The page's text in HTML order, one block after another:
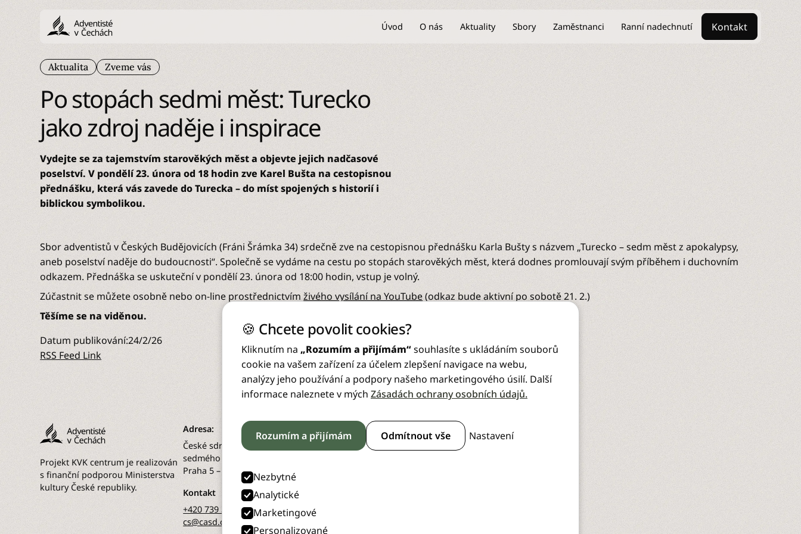
Úvod O nás Aktuality Sbory Zaměstnanci Ranní nadechnutí Kontakt
Aktualita Zveme vás
Po stopách sedmi měst: Turecko
jako zdroj naděje i inspirace
Vydejte se za tajemstvím starověkých měst a objevte jejich nadčasové
poselství. V pondělí 23. února od 18 hodin zve Karel Bušta na cestopisnou
přednášku, která vás zavede do Turecka – do míst spojených s historií i
biblickou symbolikou.
Sbor adventistů v Českých Budějovicích (Fráni Šrámka 34) srdečně zve na cestopisnou přednášku Karla Bušty s názvem „Turecko – sedm měst z apokalypsy,
aneb poselství naděje do budoucnosti“. Společně se vydáme na cestu po stopách starověkých měst, která dodnes promlouvají svým příběhem i duchovním
odkazem. Přednáška se uskuteční v pondělí 23. února od 18:00 hodin, vstup je volný.
Zúčastnit se můžete osobně nebo on-line prostřednictvímživého vysílání na YouTube(odkaz bude aktivní po sobotě 21. 2.)
Těšíme se na viděnou.
Datum publikování:24/2/26
RSS Feed Link
Projekt KVK centrum je realizován
s finanční podporou Ministerstva
kultury České republiky.
Adresa:
České sdružení Církve adventistů
sedmého dne Peroutkova 2482/57
Praha 5 – Smíchov 150 00
Kontakt
+420 739 345 659
cs@casd.cz
Fakturační údaje:
IČ: 63831244
Stránky
Hlavní stránka
🍪 Chcete povolit cookies?
Kliknutím na „Rozumím a přijímám“souhlasíte s ukládáním souborů
cookie na vašem zařízení za účelem zlepšení navigace na webu,
analýzy jeho používání a podpory našeho marketingového úsilí. Další
informace naleznete v mých Zásadách ochrany osobních údajů.
Rozumím a přijímám Odmítnout vše Nastavení
Nezbytné
Analytické
Marketingové
Personalizované